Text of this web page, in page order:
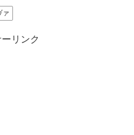
ァ
リンク